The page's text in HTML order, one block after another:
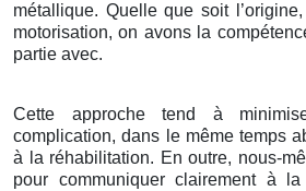
métallique. Quelle que soit
motorisation, on avons la
partie avec.
Cette approche tend à
complication, dans le même temps
à la réhabilitation. En outre, nous-
pour communiquer clairement à